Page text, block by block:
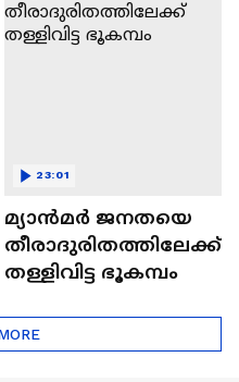
മ്യാൻമർ ജനതയെ
തീരാദുരിതത്തിലേക്ക്
തള്ളിവിട്ട ഭൂകമ്പം
23:01